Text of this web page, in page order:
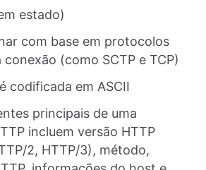
estado)
com base em protocolos
(como SCTP e TCP)
codificada em ASCII
principais de uma
incluem versão HTTP
2, HTTP/3), método,